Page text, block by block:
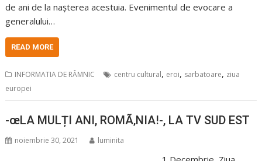
de ani de la nașterea acestuia. Evenimentul de evocare a
generalului…
READ MORE
INFORMATIA DE RÂMNIC centru cultural, eroi, sarbatoare, ziua
europei
-œLA MULȚI ANI, ROMÃ‚NIA!-, LA TV SUD EST
noiembrie 30, 2021 luminita